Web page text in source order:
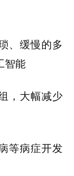
、缓慢的多
智能
，大幅减少
等病症开发